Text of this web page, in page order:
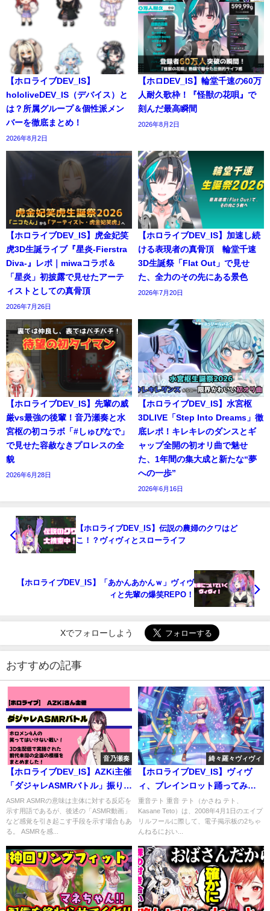
【ホロライブDEV_IS】
hololiveDEV_IS（デバイス）と
は？所属グループ＆個性派メン
バーを徹底まとめ！
2026年8月2日
【ホロDEV_IS】輪堂千速の60万
人耐久歌枠！『怪獣の花唄』で
刻んだ最高瞬間
2026年8月2日
【ホロライブDEV_IS】虎金妃笑
虎3D生誕ライブ『星炎-Fierstra
Diva-』レポ｜miwaコラボ＆
「星炎」初披露で見せたアーテ
ィストとしての真骨頂
2026年7月26日
【ホロライブDEV_IS】加速し続
ける表現者の真骨頂 輪堂千速
3D生誕祭「Flat Out」で見せ
た、全力のその先にある景色
2026年7月20日
【ホロライブDEV_IS】先輩の威
厳vs最強の後輩！音乃瀬奏と水
宮枢の初コラボ「#しゅぴなで」
で見せた容赦なきプロレスの全
貌
2026年6月28日
【ホロライブDEV_IS】水宮枢
3DLIVE「Step Into Dreams」徹
底レポ！キレキレのダンスとギ
ャップ全開の初オリ曲で魅せ
た、1年間の集大成と新たな“夢
への一歩”
2026年6月16日
【ホロライブDEV_IS】伝説の農婦のクワはど
こ！？ヴィヴィとスローライフ
【ホロライブDEV_IS】「あかんあかんｗ」ヴィヴ
ィと先輩の爆笑REPO！
Xでフォローしよう
おすすめの記事
音乃瀬奏
【ホロライブDEV_IS】AZKi主催
「ダジャレASMRバトル」振り返
り！笑いと驚きの瞬間を解説 #
音乃瀬奏
ASMR ASMRの意味は主体に対する反応を
示す用語であるが、後述の「ASMR動画」
など感覚を引き起こす手段を示す場合もあ
る。 ASMRを感...
綺々羅々ヴィヴィ
【ホロライブDEV_IS】ヴィヴ
ィ、ブレインロット踊ってみた
が神すぎ #綺々羅々ヴィヴィ
重音テト 重音 テト（かさね テト、
Kasane Teto）は、2008年4月1日のエイプ
リルフールに際して、電子掲示板の2ちゃ
んねるにおい...